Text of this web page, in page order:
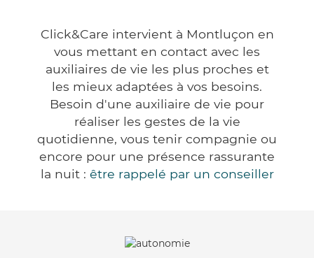
Click&Care intervient à Montluçon en
vous mettant en contact avec les
auxiliaires de vie les plus proches et
les mieux adaptées à vos besoins.
Besoin d'une auxiliaire de vie pour
réaliser les gestes de la vie
quotidienne, vous tenir compagnie ou
encore pour une présence rassurante
la nuit : être rappelé par un conseiller